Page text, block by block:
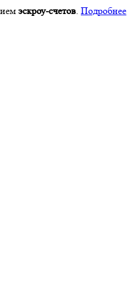
эскроу-счетов. Подробнее